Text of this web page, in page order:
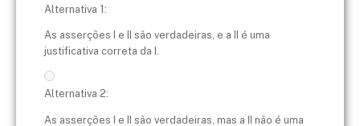
Alternativa 1:
As asserções I e II são verdadeiras, e a II é uma
justificativa correta da I.
Alternativa 2:
As asserções I e II são verdadeiras, mas a II não é uma